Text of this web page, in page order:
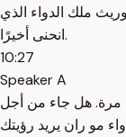
ملك الدواء الذي
انحنى أخيرًا.
10:27
Speaker A
مرة. هل جاء من أجل